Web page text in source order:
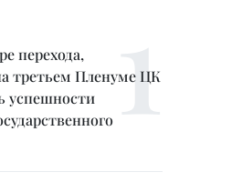
перехода,
третьем Пленуме ЦК
успешности